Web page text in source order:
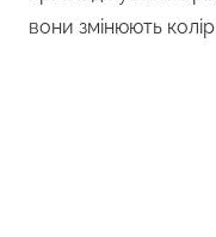
вони змінюють колір.